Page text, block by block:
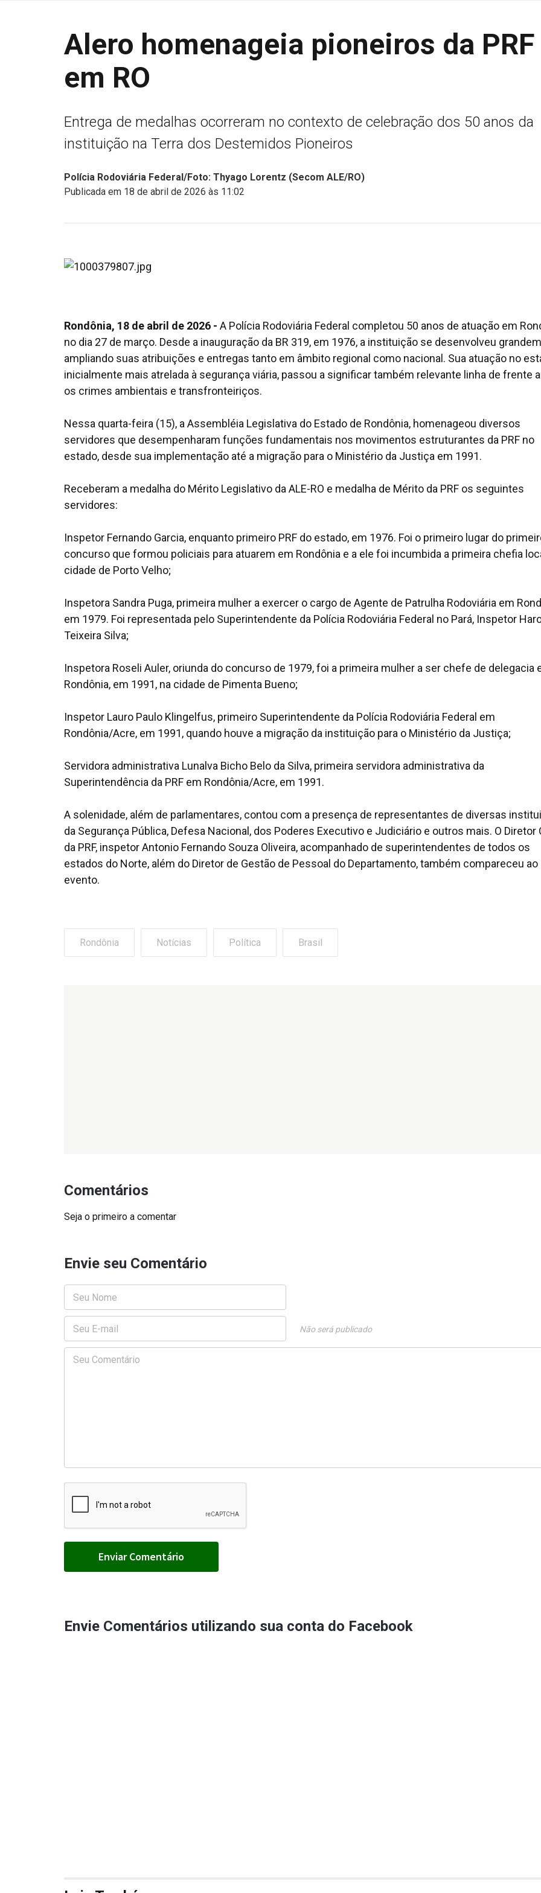
Alero homenageia pioneiros da PRF
em RO
Entrega de medalhas ocorreram no contexto de celebração dos 50 anos da
instituição na Terra dos Destemidos Pioneiros
Polícia Rodoviária Federal/Foto: Thyago Lorentz (Secom ALE/RO)
Publicada em 18 de abril de 2026 às 11:02
Rondônia, 18 de abril de 2026 - A Polícia Rodoviária Federal completou 50 anos de atuação em
no dia 27 de março. Desde a inauguração da BR 319, em 1976, a instituição se desenvolveu
ampliando suas atribuições e entregas tanto em âmbito regional como nacional. Sua atuação no
inicialmente mais atrelada à segurança viária, passou a significar também relevante linha de frente
os crimes ambientais e transfronteiriços.
Nessa quarta-feira (15), a Assembléia Legislativa do Estado de Rondônia, homenageou diversos
servidores que desempenharam funções fundamentais nos movimentos estruturantes da PRF no
estado, desde sua implementação até a migração para o Ministério da Justiça em 1991.
Receberam a medalha do Mérito Legislativo da ALE-RO e medalha de Mérito da PRF os seguintes
servidores:
Inspetor Fernando Garcia, enquanto primeiro PRF do estado, em 1976. Foi o primeiro lugar do
concurso que formou policiais para atuarem em Rondônia e a ele foi incumbida a primeira chefia
cidade de Porto Velho;
Inspetora Sandra Puga, primeira mulher a exercer o cargo de Agente de Patrulha Rodoviária em
em 1979. Foi representada pelo Superintendente da Polícia Rodoviária Federal no Pará, Inspetor
Teixeira Silva;
Inspetora Roseli Auler, oriunda do concurso de 1979, foi a primeira mulher a ser chefe de delegacia
Rondônia, em 1991, na cidade de Pimenta Bueno;
Inspetor Lauro Paulo Klingelfus, primeiro Superintendente da Polícia Rodoviária Federal em
Rondônia/Acre, em 1991, quando houve a migração da instituição para o Ministério da Justiça;
Servidora administrativa Lunalva Bicho Belo da Silva, primeira servidora administrativa da
Superintendência da PRF em Rondônia/Acre, em 1991.
A solenidade, além de parlamentares, contou com a presença de representantes de diversas
da Segurança Pública, Defesa Nacional, dos Poderes Executivo e Judiciário e outros mais. O Diretor
da PRF, inspetor Antonio Fernando Souza Oliveira, acompanhado de superintendentes de todos os
estados do Norte, além do Diretor de Gestão de Pessoal do Departamento, também compareceu ao
evento.
Rondônia Notícias Política Brasil
Comentários
Seja o primeiro a comentar
Envie seu Comentário
Não será publicado
Envie Comentários utilizando sua conta do Facebook